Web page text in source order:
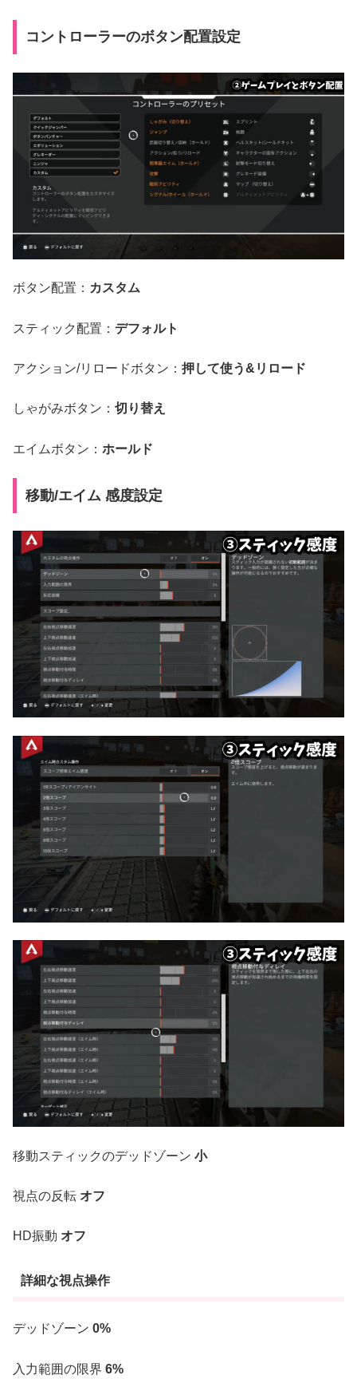
コントローラーのボタン配置設定
ボタン配置： カスタム
スティック配置： デフォルト
アクション/リロードボタン： 押して使う&リロード
しゃがみボタン： 切り替え
エイムボタン： ホールド
移動/エイム 感度設定
移動スティックのデッドゾーン 小
視点の反転 オフ
HD振動 オフ
詳細な視点操作
デッドゾーン 0%
入力範囲の限界 6%